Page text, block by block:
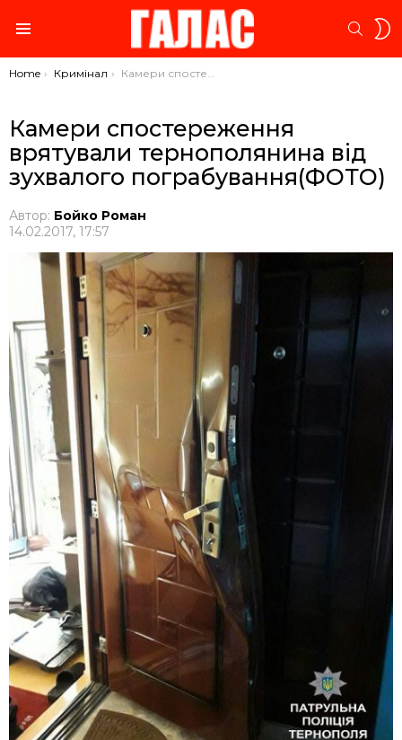
You are here:
Home Кримінал Камери спостереження врятували тернополянина від зухвалого пограбування(ФОТО)
Камери спостереження
врятували тернополянина від
зухвалого пограбування(ФОТО)
Автор: Бойко Роман
14.02.2017, 17:57